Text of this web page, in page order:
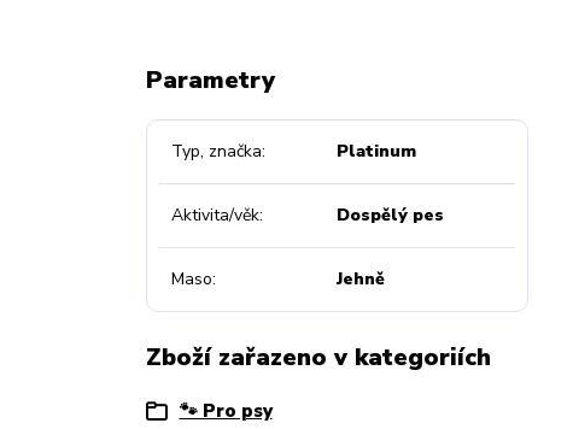
Parametry
Typ, značka Platinum
Aktivita/věk Dospělý pes
Maso Jehně
Zboží zařazeno v kategoriích
🐾 Pro psy